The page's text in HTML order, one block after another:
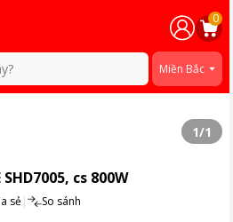
0
Miền Bắc
1/1
cs 800W
sẻ| So sánh